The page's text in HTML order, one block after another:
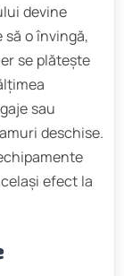
devine
o învingă,
se plătește
sau
deschise.
efect la